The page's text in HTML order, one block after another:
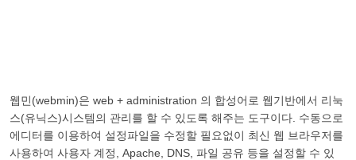
웹민(webmin)은 web + administration 의 합성어로 웹기반에서 리눅
스(유닉스)시스템의 관리를 할 수 있도록 해주는 도구이다. 수동으로
에디터를 이용하여 설정파일을 수정할 필요없이 최신 웹 브라우저를
사용하여 사용자 계정, Apache, DNS, 파일 공유 등을 설정할 수 있